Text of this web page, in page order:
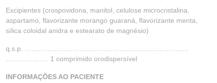
Excipientes (crospovidona, manitol, celulose microcristalina,
aspartamo, flavorizante morango guaraná, flavorizante menta,
sílica coloidal anidra e estearato de magnésio)
q.s.p. …………………………………………..…………………..
………………. 1 comprimido orodispersível
INFORMAÇÕES AO PACIENTE